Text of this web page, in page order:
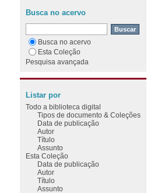
Busca no acervo
Busca no acervo
Esta Coleção
Pesquisa avançada
Listar por
Todo a biblioteca digital
Tipos de documento & Coleções
Data de publicação
Autor
Título
Assunto
Esta Coleção
Data de publicação
Autor
Título
Assunto